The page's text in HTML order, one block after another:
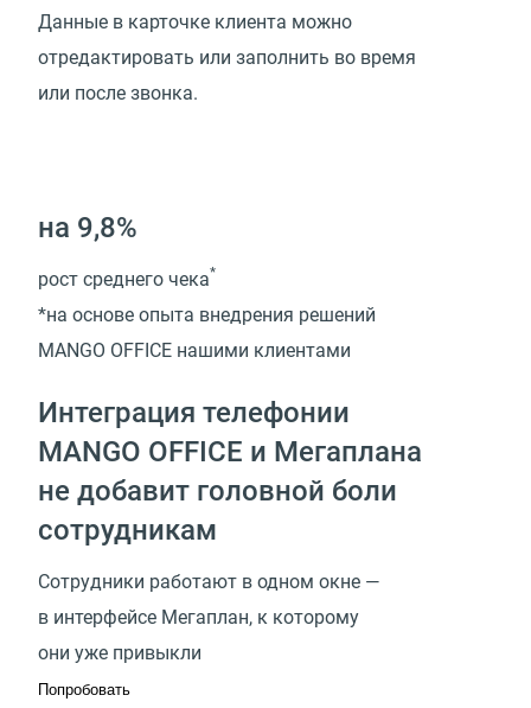
Данные в карточке клиента можно
отредактировать или заполнить во время
или после звонка.
на 9,8%
рост среднего чека*
*на основе опыта внедрения решений
MANGO OFFICE нашими клиентами
Интеграция телефонии
MANGO OFFICE и Мегаплана
не добавит головной боли
сотрудникам
Сотрудники работают в одном окне —
в интерфейсе Мегаплан, к которому
они уже привыкли
Попробовать